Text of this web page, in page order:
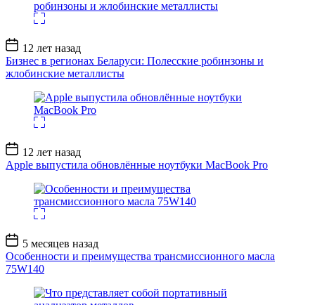
Дата
записи
12 лет назад
Бизнес в регионах Беларуси: Полесские робинзоны и
жлобинские металлисты
Дата
записи
12 лет назад
Apple выпустила обновлённые ноутбуки MacBook Pro
Дата
записи
5 месяцев назад
Особенности и преимущества трансмиссионного масла
75W140